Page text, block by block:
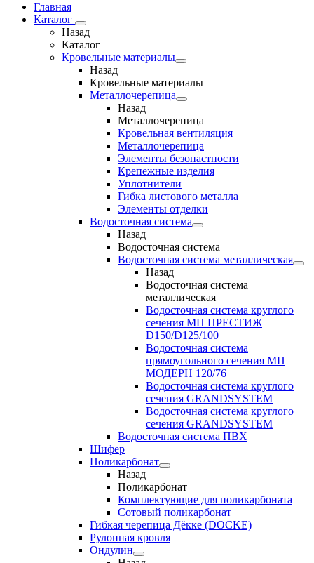
Главная
Каталог
Назад
Каталог
Кровельные материалы
Назад
Кровельные материалы
Металлочерепица
Назад
Металлочерепица
Кровельная вентиляция
Металлочерепица
Элементы безопастности
Крепежные изделия
Уплотнители
Гибка листового металла
Элементы отделки
Водосточная система
Назад
Водосточная система
Водосточная система металлическая
Назад
Водосточная система
металлическая
Водосточная система круглого
сечения МП ПРЕСТИЖ
D150/D125/100
Водосточная система
прямоугольного сечения МП
МОДЕРН 120/76
Водосточная система круглого
сечения GRANDSYSTEM
Водосточная система круглого
сечения GRANDSYSTEM
Водосточная система ПВХ
Шифер
Поликарбонат
Назад
Поликарбонат
Комплектующие для поликарбоната
Сотовый поликарбонат
Гибкая черепица Дёкке (DOCKE)
Рулонная кровля
Ондулин